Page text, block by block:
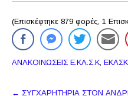
(Επισκέφτηκε 879 φορές, 1
ΑΝΑΚΟΙΝΩΣΕΙΣ Ε.ΚΑ.Σ.Κ ΕΚΑΣΚ
Πλοήγηση
← ΣΥΓΧΑΡΗΤΗΡΙΑ ΣΤΟΝ